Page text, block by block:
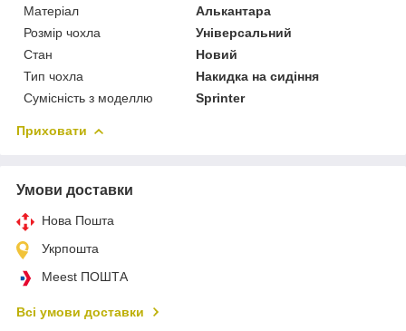
Матеріал
Алькантара
Розмір чохла
Універсальний
Стан
Новий
Тип чохла
Накидка на сидіння
Сумісність з моделлю
Sprinter
Приховати
Умови доставки
Нова Пошта
Укрпошта
Meest ПОШТА
Всі умови доставки